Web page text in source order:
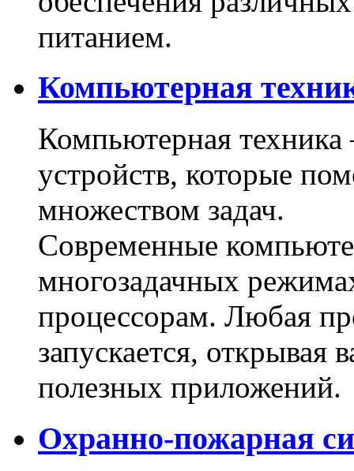
питанием.
Компьютерная
Компьютерная техника
устройств, которые
множеством задач.
Современные
многозадачных
процессорам. Любая
запускается, открывая
полезных приложений.
Охранно-пожарная